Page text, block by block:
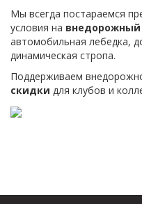
Мы всегда постараемся
условия на
автомобильная лебедка,
динамическая стропа.
Поддерживаем
скидки для клубов и